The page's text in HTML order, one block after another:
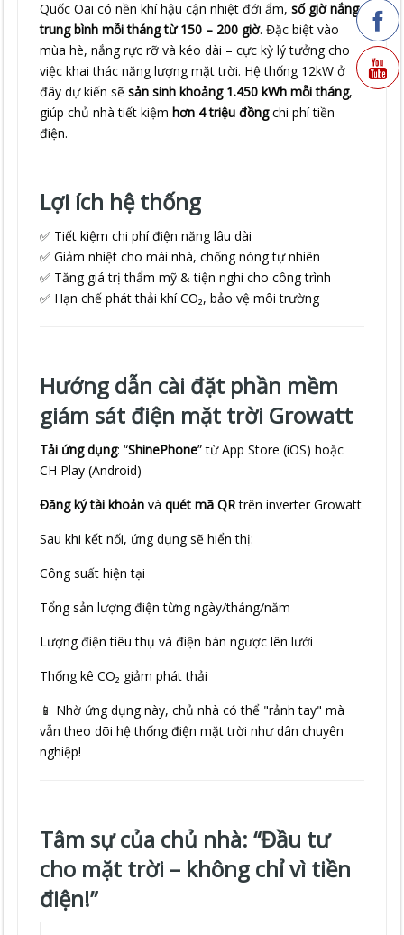
Quốc Oai có nền khí hậu cận nhiệt đới ẩm,số giờ nắng
trung bình mỗi tháng từ 150 – 200 giờ. Đặc biệt vào
mùa hè, nắng rực rỡ và kéo dài – cực kỳ lý tưởng cho
việc khai thác năng lượng mặt trời. Hệ thống 12kW ở
đây dự kiến sẽsản sinh khoảng 1.450 kWh mỗi tháng,
giúp chủ nhà tiết kiệmhơn 4 triệu đồngchi phí tiền
điện.
Lợi ích hệ thống
✅ Tiết kiệm chi phí điện năng lâu dài
✅ Giảm nhiệt cho mái nhà, chống nóng tự nhiên
✅ Tăng giá trị thẩm mỹ & tiện nghi cho công trình
✅ Hạn chế phát thải khí CO₂, bảo vệ môi trường
Hướng dẫn cài đặt phần mềm
giám sát điện mặt trời Growatt
Tải ứng dụng: “ShinePhone” từ App Store (iOS) hoặc
CH Play (Android)
Đăng ký tài khoản vàquét mã QRtrên inverter Growatt
Sau khi kết nối, ứng dụng sẽ hiển thị:
Công suất hiện tại
Tổng sản lượng điện từng ngày/tháng/năm
Lượng điện tiêu thụ và điện bán ngược lên lưới
Thống kê CO₂ giảm phát thải
📱 Nhờ ứng dụng này, chủ nhà có thể "rảnh tay" mà
vẫn theo dõi hệ thống điện mặt trời như dân chuyên
nghiệp!
Tâm sự của chủ nhà: “Đầu tư
cho mặt trời – không chỉ vì tiền
điện!”